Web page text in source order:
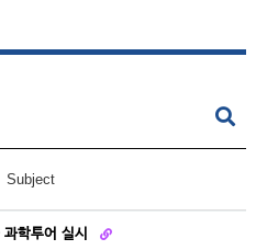
Subject
학투어 실시